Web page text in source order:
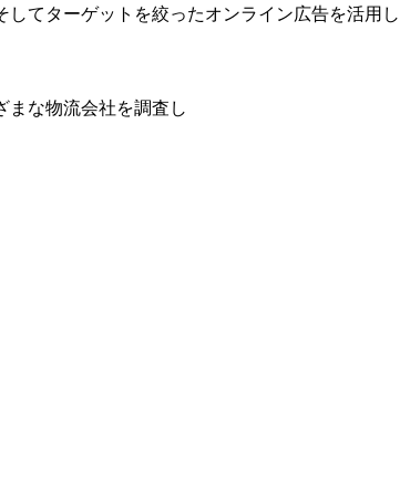
てターゲットを絞ったオンライン広告を活用
まな物流会社を調査し